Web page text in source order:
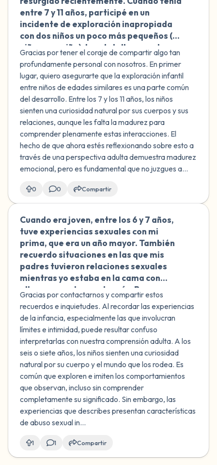
entre 7 y 11 años, participé en un
incidente de exploración inapropiada
con dos niños un poco más pequeños (un
niño y una niña). Los detalles exactos no
están claros en mi memoria, pero
implicó desnudarme. Ahora, a los 22
años, estoy luchando con estos
recuerdos y me encuentro juzgando mis
acciones de la infancia según los
estándares de los adultos. Me siento
particularmente avergonzada por la
presencia de otro hombre durante el
incidente y me pregunto si soy digna de
una relación heterosexual. Está
afectando mi autoestima y mi
capacidad para formar conexiones.
pasos puedo dar para avanzar?
Gracias por tener el coraje de compartir algo tan
profundamente personal con nosotros. En primer
lugar, quiero asegurarte que la exploración infantil
entre niños de edades similares es una parte común
del desarrollo. Entre los 7 y los 11 años, los niños
sienten una curiosidad natural por sus cuerpos y sus
relaciones, aunque les falta la madurez para
comprender plenamente estas interacciones. El
hecho de que ahora estés reflexionando sobre esto a
través de una perspectiva adulta demuestra madurez
emocional, pero es fundamental que no juzgues a...
0 0 Compartir
Cuando era joven, entre los 6 y 7 años,
tuve experiencias sexuales con mi
prima, que era un año mayor. También
recuerdo situaciones en las que mis
padres tuvieron relaciones sexuales
mientras yo estaba en la cama con
ellos, creyendo que dormía. Busco
orientación sobre si estas experiencias
constituyen abuso sexual.
Gracias por contactarnos y compartir estos
recuerdos e inquietudes. Al recordar las experiencias
de la infancia, especialmente las que involucran
límites e intimidad, puede resultar confuso
interpretarlas con nuestra comprensión adulta. A los
seis o siete años, los niños sienten una curiosidad
natural por su cuerpo y el mundo que los rodea. Es
común que exploren e imiten los comportamientos
que observan, incluso sin comprender
completamente su significado. Sin embargo, las
experiencias que describes presentan características
de abuso sexual in...
1 1 Compartir